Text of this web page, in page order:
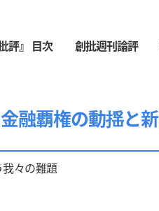
評』 目次 創批週刊論評
融覇権の動揺と
々の難題